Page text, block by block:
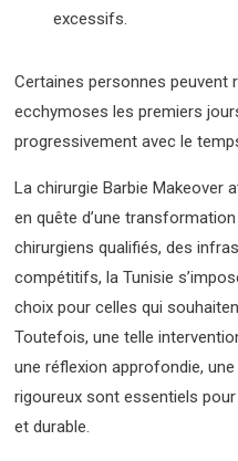
excessifs.
Certaines personnes peuvent
ecchymoses les premiers
progressivement avec le
La chirurgie Barbie Makeover
en quête d’une
chirurgiens qualifiés, des
compétitifs, la Tunisie
choix pour celles qui
Toutefois, une telle
une réflexion approfondie,
rigoureux sont essentiels
et durable.